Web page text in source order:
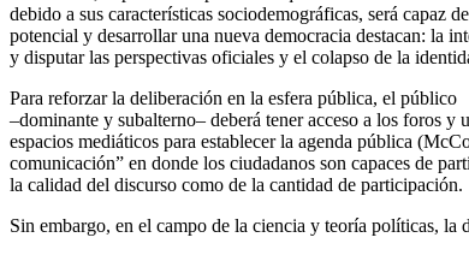
debido a sus características sociodemográficas, será capaz
potencial y desarrollar una nueva democracia destacan: la
y disputar las perspectivas oficiales y el colapso de la
Para reforzar la deliberación en la esfera pública, el público
–dominante y subalterno– deberá tener acceso a los foros
espacios mediáticos para establecer la agenda pública
comunicación” en donde los ciudadanos son capaces de
la calidad del discurso como de la cantidad de participación.
Sin embargo, en el campo de la ciencia y teoría políticas,